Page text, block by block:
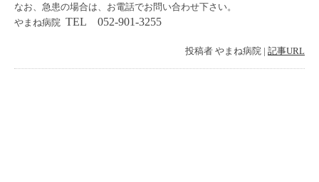
なお、急患の場合は、お電話でお問い合わせ下さい。
やまね病院 TEL 052-901-3255
投稿者 やまね病院 | 記事URL